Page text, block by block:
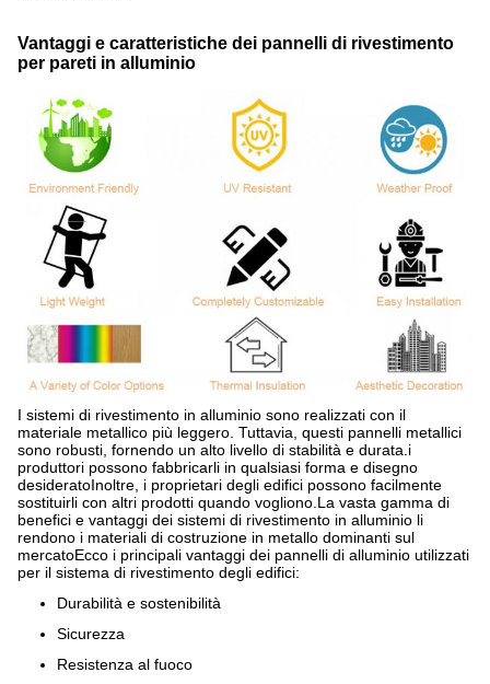
Vantaggi e caratteristiche dei pannelli di rivestimento
per pareti in alluminio
I sistemi di rivestimento in alluminio sono realizzati con il
materiale metallico più leggero. Tuttavia, questi pannelli metallici
sono robusti, fornendo un alto livello di stabilità e durata.i
produttori possono fabbricarli in qualsiasi forma e disegno
desideratoInoltre, i proprietari degli edifici possono facilmente
sostituirli con altri prodotti quando vogliono.La vasta gamma di
benefici e vantaggi dei sistemi di rivestimento in alluminio li
rendono i materiali di costruzione in metallo dominanti sul
mercatoEcco i principali vantaggi dei pannelli di alluminio utilizzati
per il sistema di rivestimento degli edifici:
Durabilità e sostenibilità
Sicurezza
Resistenza al fuoco